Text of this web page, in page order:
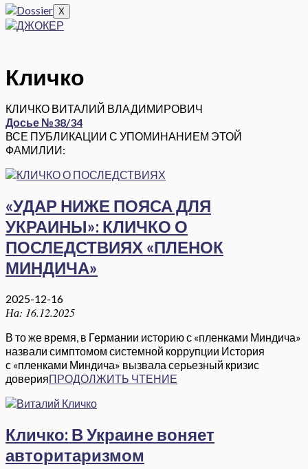
X
Кличко
КЛИЧКО ВИТАЛИЙ ВЛАДИМИРОВИЧ
Досье №38/34
ВСЕ ПУБЛИКАЦИИ С УПОМИНАНИЕМ ЭТОЙ
ФАМИЛИИ:
«УДАР НИЖЕ ПОЯСА ДЛЯ
УКРАИНЫ»: КЛИЧКО О
ПОСЛЕДСТВИЯХ «ПЛЕНОК
МИНДИЧА»
2025-12-16
На: 16.12.2025
В то же время, в Германии историю с «пленками Миндича»
назвали симптомом системной коррупции История
с «пленками Миндича» вызвала серьезный кризис
доверияПРОДОЛЖИТЬ ЧТЕНИЕ
Кличко: В Украине воняет
авторитаризмом